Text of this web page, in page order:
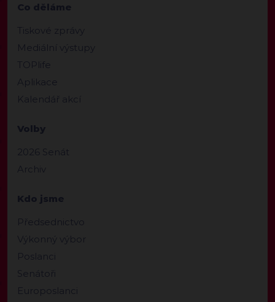
Co děláme
Tiskové zprávy
Mediální výstupy
TOPlife
Aplikace
Kalendář akcí
Volby
2026 Senát
Archiv
Kdo jsme
Předsednictvo
Výkonný výbor
Poslanci
Senátoři
Europoslanci